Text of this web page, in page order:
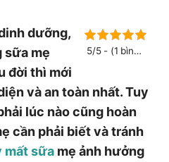
5/5 - (1 bình
dưỡng,
sữa mẹ
đời thì mới
và an toàn nhất. Tuy
lúc nào cũng hoàn
cần phải biết và tránh
mất sữa mẹ ảnh hưởng